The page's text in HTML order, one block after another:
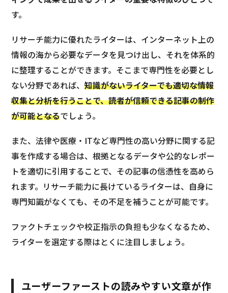
す。
リサーチ能力に優れたライターは、インターネット上の
情報の海から必要なデータを見つけ出し、それを体系的
に整理することができます。そこまで専門性を必要とし
ない分野であれば、知識がないライターでも適切な情報
収集と分析を行うことで、読者が信頼できる記事の制作
が可能となるでしょう。
また、法律や医療・ITなど専門性の高い分野に関する記
事を作成する場合は、根拠となるデータや公的なレポー
トを適切に引用することで、その記事の信憑性を高めら
れます。リサーチ能力に長けているライターは、自身に
専門知識がなくても、その不足を補うことが可能です。
ファクトチェックや校正指示の負担も少なくなるため、
ライターを選定する際はとくに注目しましょう。
ユーザーファーストの読みやすい文章が作